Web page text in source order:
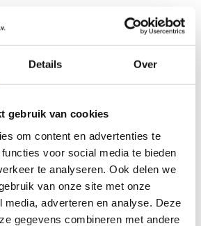
Details Over
gebruik van cookies
om content en advertenties te
voor social media te bieden
te analyseren. Ook delen we
van onze site met onze
media, adverteren en analyse. Deze
gegevens combineren met andere
* Un beproeving, omdat dit